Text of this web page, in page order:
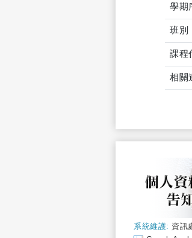
學期
班別
課程
相關
系統維護: 資訊